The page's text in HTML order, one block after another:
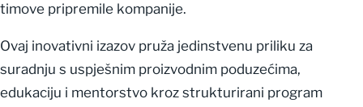
timove pripremile kompanije.
Ovaj inovativni izazov pruža jedinstvenu priliku za
suradnju s uspješnim proizvodnim poduzećima,
edukaciju i mentorstvo kroz strukturirani program